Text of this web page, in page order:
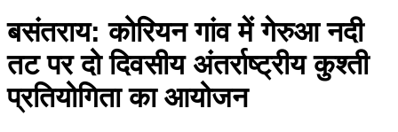
बसंतराय: कोरियन गांव में गेरुआ नदी
तट पर दो दिवसीय अंतर्राष्ट्रीय कुश्ती
प्रतियोगिता का आयोजन